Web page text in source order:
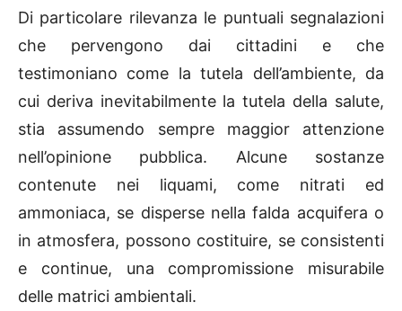
Di particolare rilevanza le puntuali segnalazioni
che pervengono dai cittadini e che
testimoniano come la tutela dell’ambiente, da
cui deriva inevitabilmente la tutela della salute,
stia assumendo sempre maggior attenzione
nell’opinione pubblica. Alcune sostanze
contenute nei liquami, come nitrati ed
ammoniaca, se disperse nella falda acquifera o
in atmosfera, possono costituire, se consistenti
e continue, una compromissione misurabile
delle matrici ambientali.